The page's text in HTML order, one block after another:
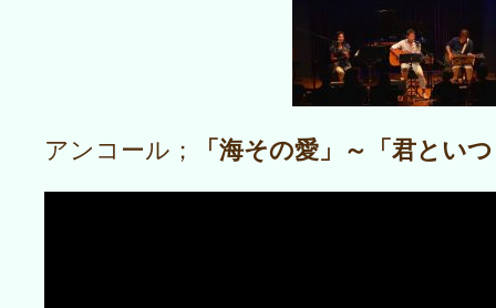
アンコール； 「海その愛」～「君とい